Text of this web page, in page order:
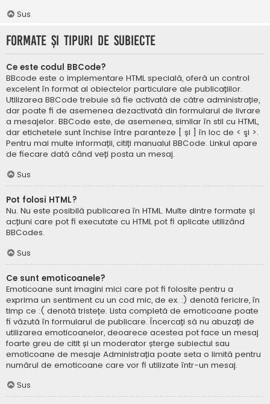
Sus
Formate și tipuri de subiecte
Ce este codul BBCode?
BBcode este o implementare HTML specială, oferă un control
excelent în format al obiectelor particulare ale publicațiilor.
Utilizarea BBCode trebuie să fie activată de către administrație,
dar poate fi de asemenea dezactivată din formularul de livrare
a mesajelor. BBCode este, de asemenea, similar în stil cu HTML,
dar etichetele sunt închise între paranteze [ și ] în loc de < şi >.
Pentru mai multe informații, citiți manualul BBCode. Linkul apare
de fiecare dată când veți posta un mesaj.
Sus
Pot folosi HTML?
Nu. Nu este posibilă publicarea în HTML. Multe dintre formate și
acțiuni care pot fi executate cu HTML pot fi aplicate utilizând
BBCodes.
Sus
Ce sunt emoticoanele?
Emoticoane sunt imagini mici care pot fi folosite pentru a
exprima un sentiment cu un cod mic, de ex. :) denotă fericire, în
timp ce :( denotă tristețe. Lista completă de emoticoane poate
fi văzută în formularul de publicare. Încercați să nu abuzați de
utilizarea emoticoanelor, deoarece acestea pot face un mesaj
foarte greu de citit și un moderator șterge subiectul sau
emoticoane de mesaje Administrația poate seta o limită pentru
numărul de emoticoane care vor fi utilizate într-un mesaj.
Sus